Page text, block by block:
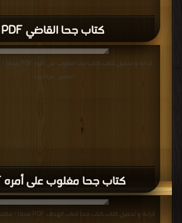
كتاب جحا القاضي PDF
كتاب جحا مغلوب على أمره PDF
قراءة و تحميل كتاب كتاب جحا مغلوب على أمره PDF مجانا | مكتبة >
التحميل : مرة/مرات
قراءة و تحميل كتاب كتاب جحا اصاب الهدف PDF مجانا | مكتبة >